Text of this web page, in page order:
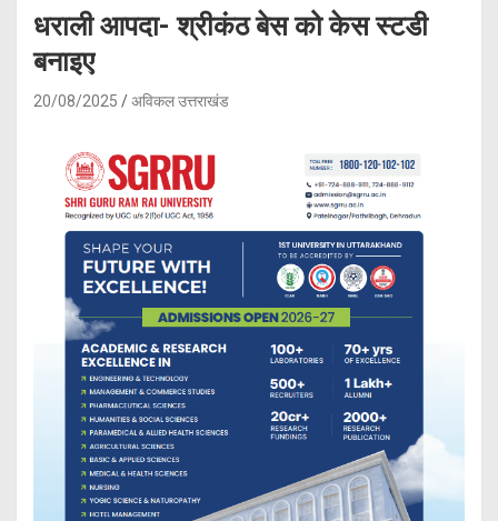
धराली आपदा- श्रीकंठ बेस को केस स्टडी
बनाइए
20/08/2025 अविकल उत्तराखंड